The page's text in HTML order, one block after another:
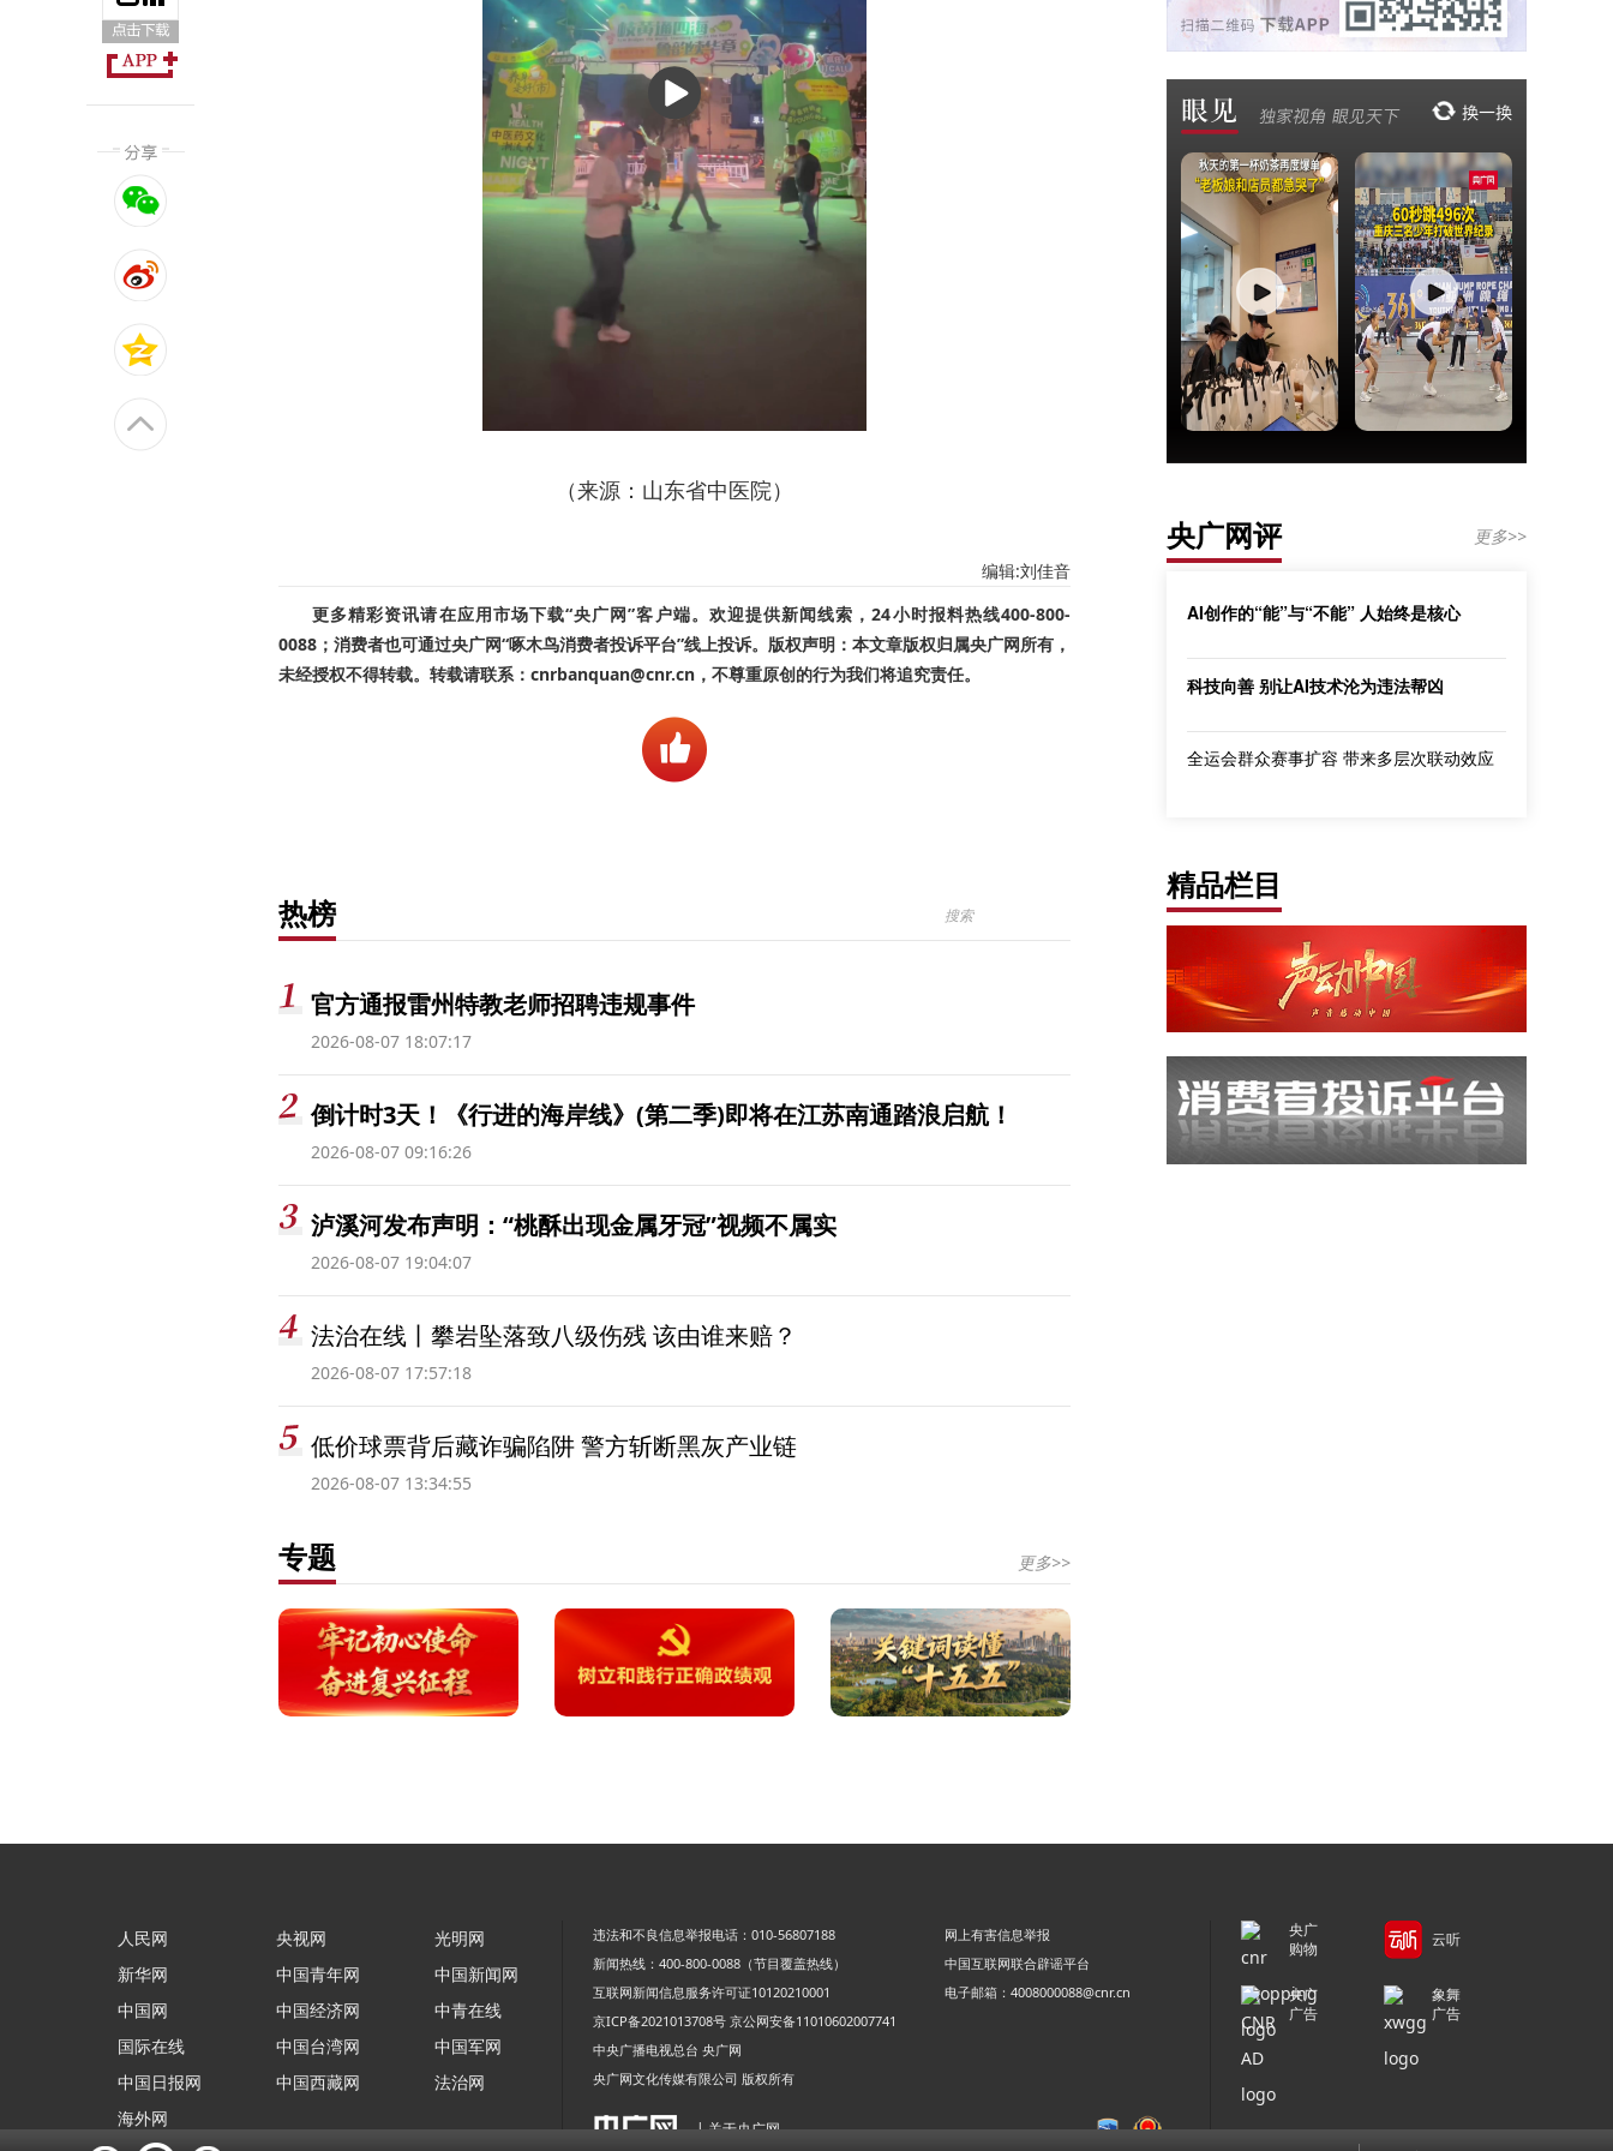
播
放
（来源：山东省中医院）
编辑:刘佳音
更多精彩资讯请在应用市场下载“央广网”客户端。欢迎提供新闻线索，24小时报料热线400-800-
0088；消费者也可通过央广网“啄木鸟消费者投诉平台”线上投诉。版权声明：本文章版权归属央广网所有，
未经授权不得转载。转载请联系：cnrbanquan@cnr.cn，不尊重原创的行为我们将追究责任。
热榜
官方通报雷州特教老师招聘违规事件
2026-08-07 18:07:17
倒计时3天！《行进的海岸线》(第二季)即将在江苏南通踏浪启航！
2026-08-07 09:16:26
泸溪河发布声明：“桃酥出现金属牙冠”视频不属实
2026-08-07 19:04:07
法治在线丨攀岩坠落致八级伤残 该由谁来赔？
2026-08-07 17:57:18
低价球票背后藏诈骗陷阱 警方斩断黑灰产业链
2026-08-07 13:34:55
专题 更多>>
央广网评 更多>>
AI创作的“能”与“不能” 人始终是核心
科技向善 别让AI技术沦为违法帮凶
全运会群众赛事扩容 带来多层次联动效应
精品栏目
人民网
新华网
中国网
国际在线
中国日报网
海外网
央视网
中国青年网
中国经济网
中国台湾网
中国西藏网
光明网
中国新闻网
中青在线
中国军网
法治网
违法和不良信息举报电话：010-56807188
网上有害信息举报
新闻热线：400-800-0088（节目覆盖热线）
中国互联网联合辟谣平台
互联网新闻信息服务许可证10120210001
电子邮箱：4008000088@cnr.cn
京ICP备2021013708号 京公网安备11010602007741
中央广播电视总台 央广网
央广网文化传媒有限公司 版权所有
| 关于央广网
央广
购物
云听
央广
广告
象舞
广告